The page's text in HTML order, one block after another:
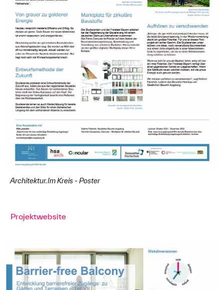
Architektur.Im Kreis - Poster
Projektwebsite